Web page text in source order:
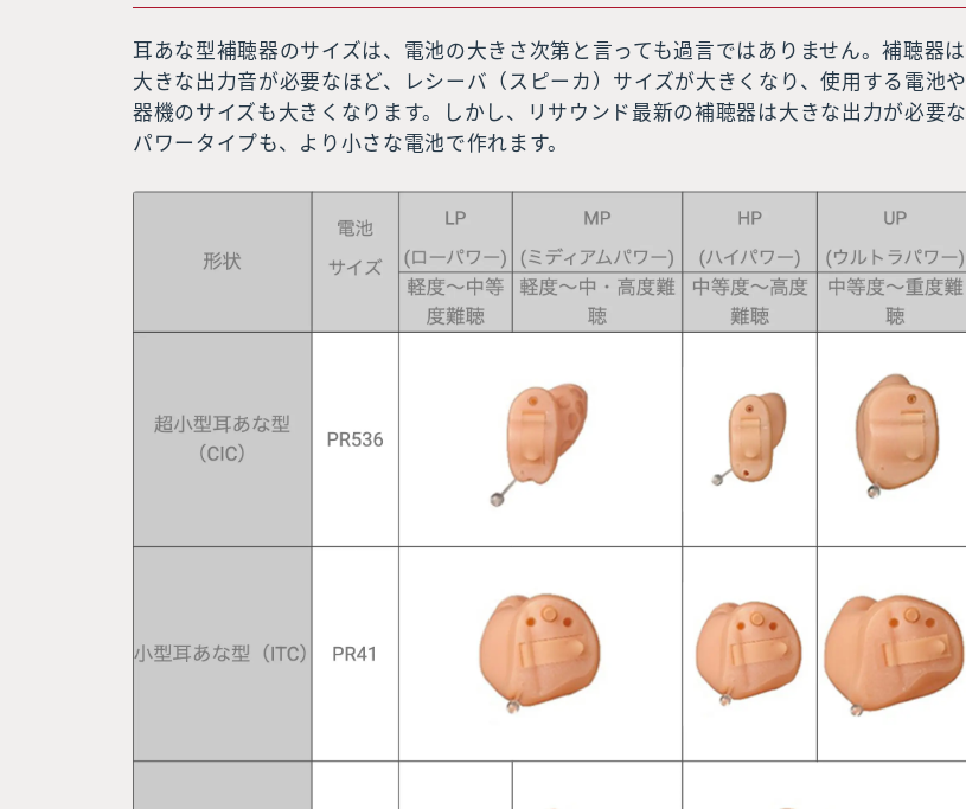
耳あな型補聴器のサイズは、電池の大きさ次第と言っても過言ではありません。補聴器は
大きな出力音が必要なほど、レシーバ（スピーカ）サイズが大きくなり、使用する電池や
器機のサイズも大きくなります。しかし、リサウンド最新の補聴器は大きな出力が必要な
パワータイプも、より小さな電池で作れます。